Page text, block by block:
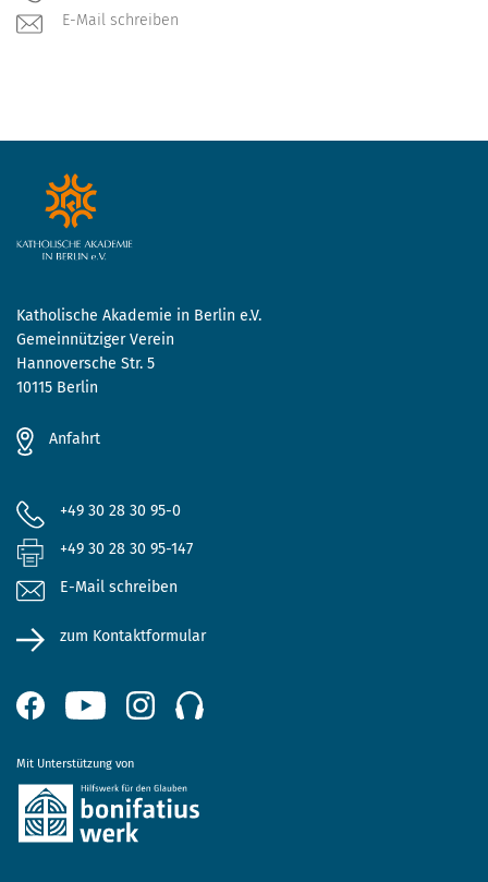
E-Mail schreiben
Katholische Akademie in Berlin e.V.
Gemeinnütziger Verein
Hannoversche Str. 5
10115 Berlin
Anfahrt
+49 30 28 30 95-0
+49 30 28 30 95-147
E-Mail schreiben
zum Kontaktformular
Mit Unterstützung von